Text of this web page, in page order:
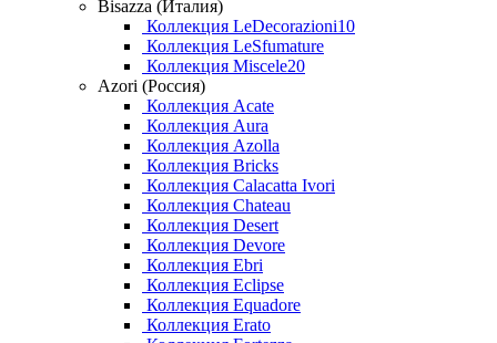
Bisazza (Италия)
Коллекция LeDecorazioni10
Коллекция LeSfumature
Коллекция Miscele20
Azori (Россия)
Коллекция Acate
Коллекция Aura
Коллекция Azolla
Коллекция Bricks
Коллекция Calacatta Ivori
Коллекция Chateau
Коллекция Desert
Коллекция Devore
Коллекция Ebri
Коллекция Eclipse
Коллекция Equadore
Коллекция Erato